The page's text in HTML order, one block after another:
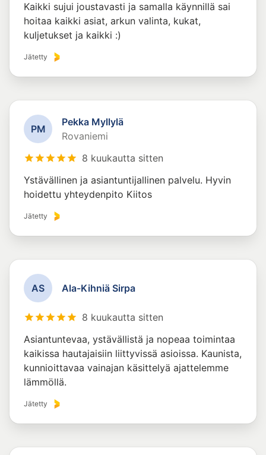
Kaikki sujui joustavasti ja samalla käynnillä sai
hoitaa kaikki asiat, arkun valinta, kukat,
kuljetukset ja kaikki :)
Jätetty
PM
Pekka Myllylä
Rovaniemi
8 kuukautta sitten
Ystävällinen ja asiantuntijallinen palvelu. Hyvin
hoidettu yhteydenpito Kiitos
Jätetty
AS Ala-Kihniä Sirpa
8 kuukautta sitten
Asiantuntevaa, ystävällistä ja nopeaa toimintaa
kaikissa hautajaisiin liittyvissä asioissa. Kaunista,
kunnioittavaa vainajan käsittelyä ajattelemme
lämmöllä.
Jätetty